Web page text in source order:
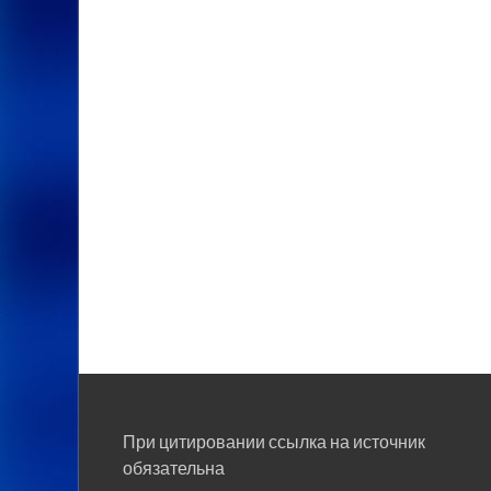
При цитировании ссылка на источник
обязательна